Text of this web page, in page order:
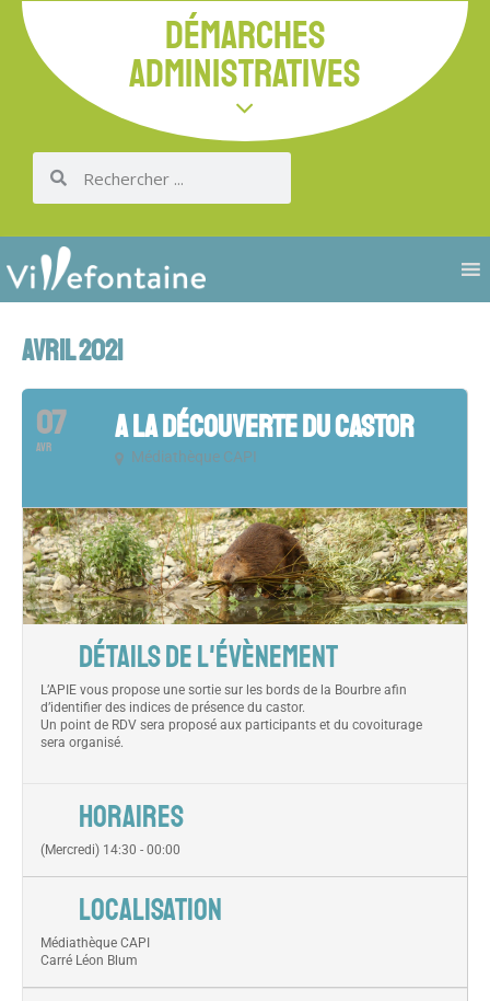
DÉMARCHES
ADMINISTRATIVES
AVRIL 2021
07
AVR
A LA DÉCOUVERTE DU CASTOR
Médiathèque CAPI
DÉTAILS DE L'ÉVÈNEMENT
L’APIE vous propose une sortie sur les bords de la Bourbre afin
d’identifier des indices de présence du castor.
Un point de RDV sera proposé aux participants et du covoiturage
sera organisé.
HORAIRES
(Mercredi) 14:30 - 00:00
LOCALISATION
Médiathèque CAPI
Carré Léon Blum